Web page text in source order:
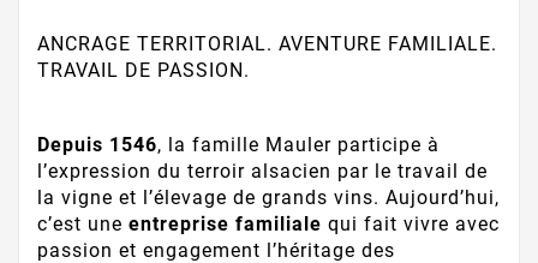
ANCRAGE TERRITORIAL. AVENTURE FAMILIALE.
TRAVAIL DE PASSION.
Depuis 1546, la famille Mauler participe à
l’expression du terroir alsacien par le travail de
la vigne et l’élevage de grands vins. Aujourd’hui,
c’est une entreprise familiale qui fait vivre avec
passion et engagement l’héritage des